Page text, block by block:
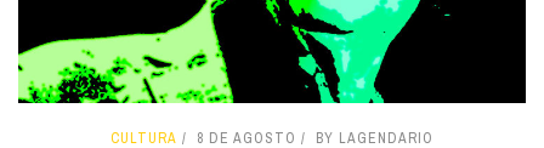
CULTURA 8 DE AGOSTO BY LAGENDARIO